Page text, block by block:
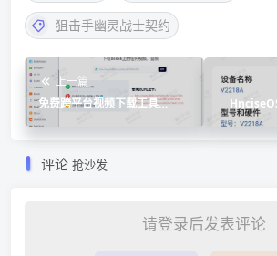
狙击手幽灵战士契约
上一篇
免费跨平台视频下载工具
XGetter
评论 抢沙发
请登录后发表评论